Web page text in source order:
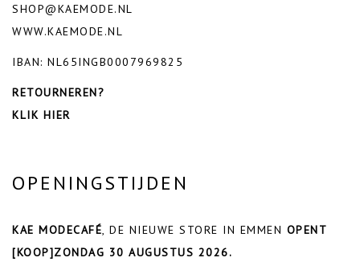
SHOP@KAEMODE.NL
WWW.KAEMODE.NL
IBAN: NL65INGB0007969825
RETOURNEREN?
KLIK HIER
OPENINGSTIJDEN
KAE MODECAFÉ, DE NIEUWE STORE IN EMMEN OPENT
[KOOP]ZONDAG 30 AUGUSTUS 2026.